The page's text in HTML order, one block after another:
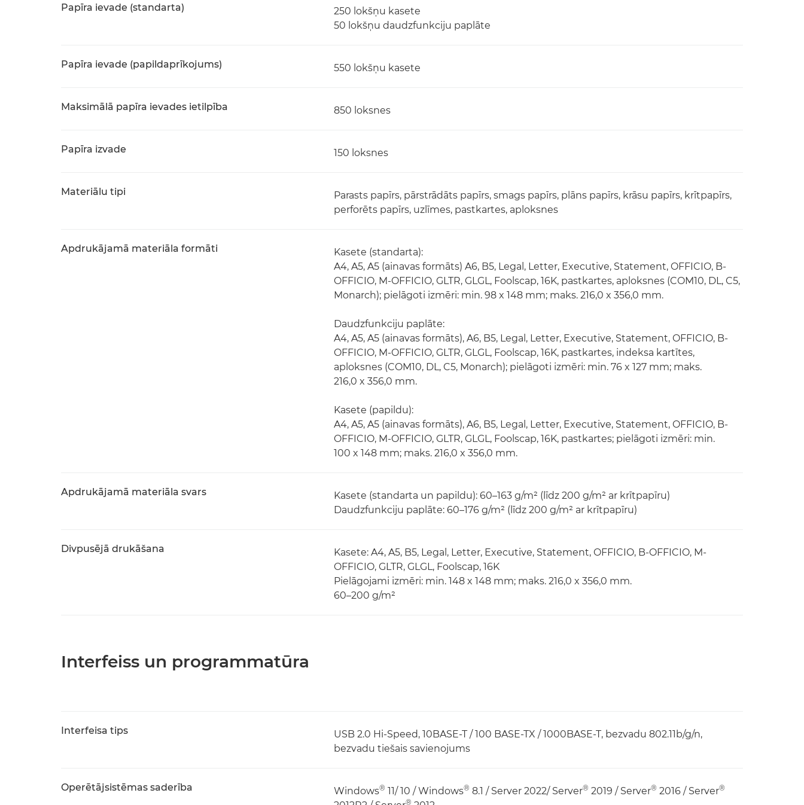
Papīra ievade (standarta)
250 lokšņu kasete
50 lokšņu daudzfunkciju paplāte
Papīra ievade (papildaprīkojums) 550 lokšņu kasete
Maksimālā papīra ievades ietilpība 850 loksnes
Papīra izvade 150 loksnes
Materiālu tipi
Parasts papīrs, pārstrādāts papīrs, smags papīrs, plāns papīrs, krāsu papīrs, krītpapīrs,
perforēts papīrs, uzlīmes, pastkartes, aploksnes
Apdrukājamā materiāla formāti
Kasete (standarta):
A4, A5, A5 (ainavas formāts) A6, B5, Legal, Letter, Executive, Statement, OFFICIO, B-
OFFICIO, M-OFFICIO, GLTR, GLGL, Foolscap, 16K, pastkartes, aploksnes (COM10, DL, C5,
Monarch); pielāgoti izmēri: min. 98 x 148 mm; maks. 216,0 x 356,0 mm.
Daudzfunkciju paplāte:
A4, A5, A5 (ainavas formāts), A6, B5, Legal, Letter, Executive, Statement, OFFICIO, B-
OFFICIO, M-OFFICIO, GLTR, GLGL, Foolscap, 16K, pastkartes, indeksa kartītes,
aploksnes (COM10, DL, C5, Monarch); pielāgoti izmēri: min. 76 x 127 mm; maks.
216,0 x 356,0 mm.
Kasete (papildu):
A4, A5, A5 (ainavas formāts), A6, B5, Legal, Letter, Executive, Statement, OFFICIO, B-
OFFICIO, M-OFFICIO, GLTR, GLGL, Foolscap, 16K, pastkartes; pielāgoti izmēri: min.
100 x 148 mm; maks. 216,0 x 356,0 mm.
Apdrukājamā materiāla svars
Kasete (standarta un papildu): 60–163 g/m² (līdz 200 g/m² ar krītpapīru)
Daudzfunkciju paplāte: 60–176 g/m² (līdz 200 g/m² ar krītpapīru)
Divpusējā drukāšana
Kasete: A4, A5, B5, Legal, Letter, Executive, Statement, OFFICIO, B-OFFICIO, M-
OFFICIO, GLTR, GLGL, Foolscap, 16K
Pielāgojami izmēri: min. 148 x 148 mm; maks. 216,0 x 356,0 mm.
60–200 g/m²
Interfeiss un programmatūra
Interfeisa tips
USB 2.0 Hi-Speed, 10BASE-T / 100 BASE-TX / 1000BASE-T, bezvadu 802.11b/g/n,
bezvadu tiešais savienojums
Operētājsistēmas saderība Windows® 11/ 10 / Windows® 8.1 / Server 2022/ Server® 2019 / Server® 2016 / Server®
®